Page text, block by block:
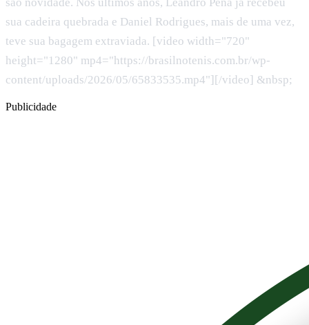
sua cadeira quebrada e Daniel Rodrigues, mais de uma vez,
teve sua bagagem extraviada. [video width="720"
height="1280" mp4="https://brasilnotenis.com.br/wp-
content/uploads/2026/05/65833535.mp4"][/video] &nbsp;
Publicidade